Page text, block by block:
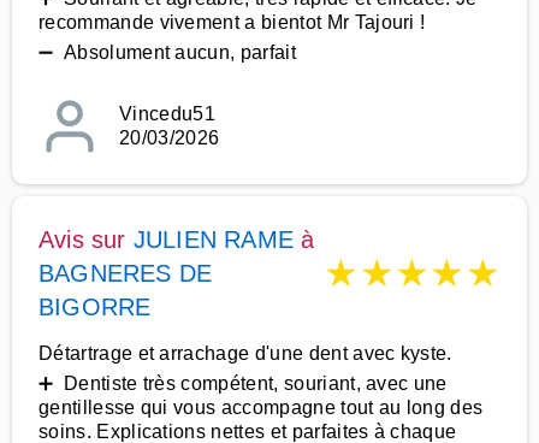
recommande vivement a bientot Mr Tajouri !
➖ Absolument aucun, parfait
Vincedu51
20/03/2026
Avis sur JULIEN RAME à
BAGNERES DE
BIGORRE
★★★★★
Détartrage et arrachage d'une dent avec kyste.
➕ Dentiste très compétent, souriant, avec une
gentillesse qui vous accompagne tout au long des
soins. Explications nettes et parfaites à chaque